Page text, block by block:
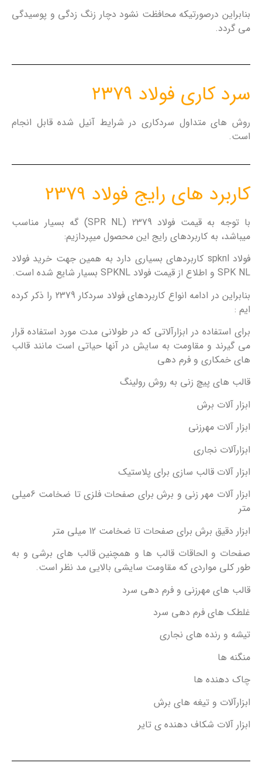
بنابراین درصورتیکه محافظت نشود دچار زنگ زدگی و پوسیدگی
می گردد.
سرد کاری فولاد ۲۳۷۹
روش های متداول سردکاری در شرایط آنیل شده قابل انجام
است.
کاربرد های رایج فولاد 2379
با توجه به قیمت فولاد 2379 (SPR NL) گه بسیار مناسب
میباشد، به کاربردهای رایج این محصول میپردازیم:
فولاد spknl کاربردهای بسیاری دارد به همین جهت خرید فولاد
SPK NL و اطلاع از قیمت فولاد SPKNL بسیار شایع شده است.
بنابراین در ادامه انواع کاربردهای فولاد سردکار 2379 را ذکر کرده
ایم :
برای استفاده در ابزارآلاتی که در طولانی مدت مورد استفاده قرار
می گیرند و مقاومت به سایش در آنها حیاتی است مانند قالب
های خمکاری و فرم دهی
قالب های پیچ زنی به روش رولینگ
ابزار آلات برش
ابزار آلات مهرزنی
ابزارآلات نجاری
ابزار آلات قالب سازی برای پلاستیک
ابزار آلات مهر زنی و برش برای صفحات فلزی تا ضخامت 6میلی
متر
ابزار دقیق برش برای صفحات تا ضخامت 12 میلی متر
صفحات و الحاقات قالب ها و همچنین قالب های برشی و به
طور کلی مواردی که مقاومت سایشی بالایی مد نظر است.
قالب های مهرزنی و فرم دهی سرد
غلطک های فرم دهی سرد
تیشه و رنده های نجاری
منگنه ها
چاک دهنده ها
ابزارآلات و تیغه های برش
ابزار آلات شکاف دهنده ی تایر